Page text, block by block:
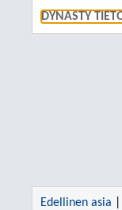
DYNASTY
Edellinen asia